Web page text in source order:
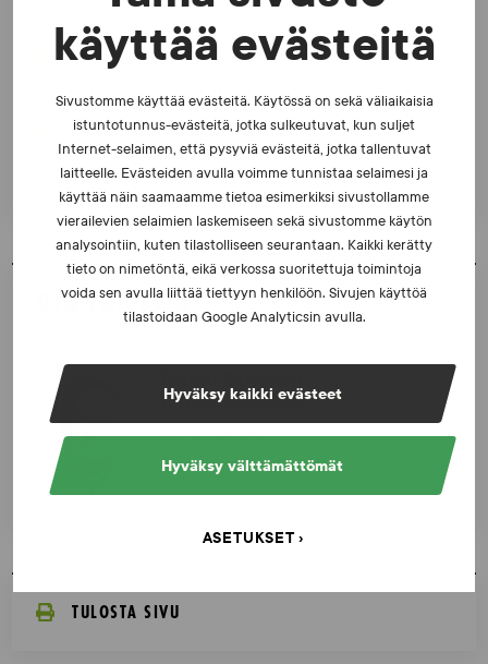
käyttää evästeitä
Sivustomme käyttää evästeitä. Käytössä on sekä väliaikaisia
istuntotunnus-evästeitä, jotka sulkeutuvat, kun suljet
Internet-selaimen, että pysyviä evästeitä, jotka tallentuvat
laitteelle. Evästeiden avulla voimme tunnistaa selaimesi ja
käyttää näin saamaamme tietoa esimerkiksi sivustollamme
vierailevien selaimien laskemiseen sekä sivustomme käytön
analysointiin, kuten tilastolliseen seurantaan. Kaikki kerätty
tieto on nimetöntä, eikä verkossa suoritettuja toimintoja
voida sen avulla liittää tiettyyn henkilöön. Sivujen käyttöä
tilastoidaan Google Analyticsin avulla.
Hyväksy kaikki evästeet
Hyväksy välttämättömät
ASETUKSET
658,69 KT, PDF
Häirintä suomalaisessa kilpaurheilussa 2020
Urheilijoiden myönteisiä ja kielteisiä kokemuksia
suomalaisessa kilpaurheilussa 2022
2,67 MT, PDF
OTA YHTEYTTÄ
TUTKIMUSPÄÄLLIKKÖ
040 653 6532
marko.kananen@suek.fi
TULOSTA SIVU